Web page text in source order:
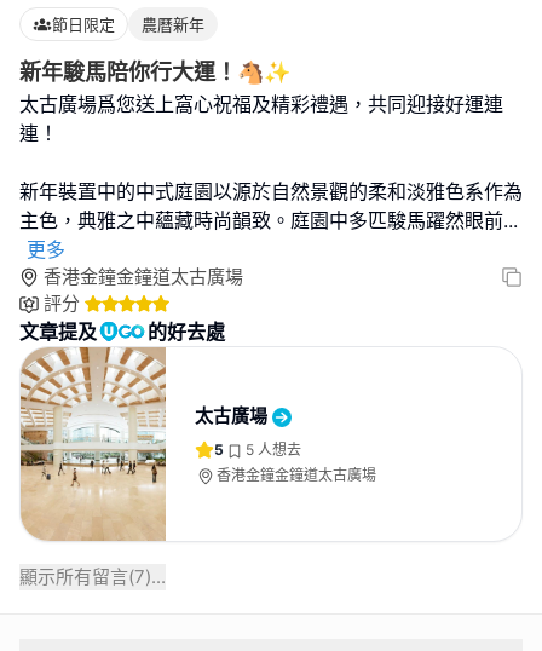
節日限定 農曆新年
新年駿馬陪你行大運！🐴✨
太古廣場爲您送上窩心祝福及精彩禮遇，共同迎接好運連
連！
新年裝置中的中式庭園以源於自然景觀的柔和淡雅色系作為
主色，典雅之中蘊藏時尚韻致。庭園中多匹駿馬躍然眼前...
更多
香港金鐘金鐘道太古廣場
評分
文章提及 的好去處
太古廣場
5 5 人想去
香港金鐘金鐘道太古廣場
顯示所有留言(7)...